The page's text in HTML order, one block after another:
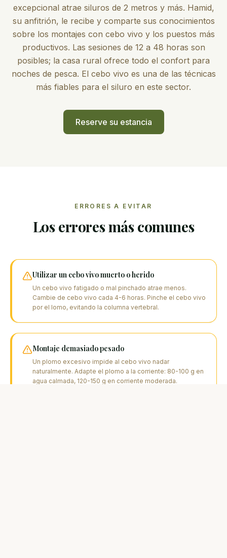
excepcional atrae siluros de 2 metros y más. Hamid,
su anfitrión, le recibe y comparte sus conocimientos
sobre los montajes con cebo vivo y los puestos más
productivos. Las sesiones de 12 a 48 horas son
posibles; la casa rural ofrece todo el confort para
noches de pesca. El cebo vivo es una de las técnicas
más fiables para el siluro en este sector.
Reserve su estancia
ERRORES A EVITAR
Los errores más comunes
Utilizar un cebo vivo muerto o herido
Un cebo vivo fatigado o mal pinchado atrae menos.
Cambie de cebo vivo cada 4-6 horas. Pinche el cebo vivo
por el lomo, evitando la columna vertebral.
Montaje demasiado pesado
Un plomo excesivo impide al cebo vivo nadar
naturalmente. Adapte el plomo a la corriente: 80-100 g en
agua calmada, 120-150 g en corriente moderada.